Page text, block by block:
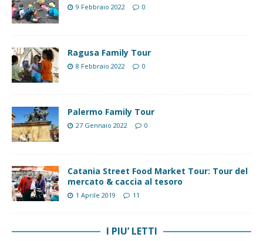
9 Febbraio 2022 0
Ragusa Family Tour
8 Febbraio 2022 0
Palermo Family Tour
27 Gennaio 2022 0
Catania Street Food Market Tour: Tour del
mercato & caccia al tesoro
1 Aprile 2019 11
I PIU’ LETTI